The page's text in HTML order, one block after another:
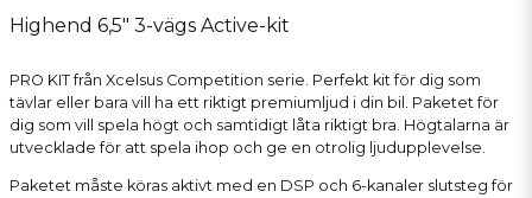
Highend 6,5" 3-vägs Active-kit
PRO KIT från Xcelsus Competition serie. Perfekt kit för dig som
tävlar eller bara vill ha ett riktigt premiumljud i din bil. Paketet för
dig som vill spela högt och samtidigt låta riktigt bra. Högtalarna är
utvecklade för att spela ihop och ge en otrolig ljudupplevelse.
Paketet måste köras aktivt med en DSP och 6-kanaler slutsteg för